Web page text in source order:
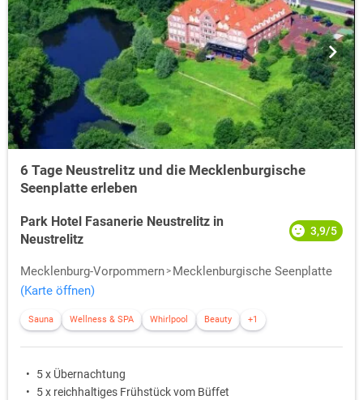
6 Tage Neustrelitz und die Mecklenburgische
Seenplatte erleben
Park Hotel Fasanerie Neustrelitz in
Neustrelitz
3,9/5
Mecklenburg-Vorpommern
Mecklenburgische Seenplatte
(Karte öffnen)
Sauna Wellness & SPA Whirlpool Beauty +1
5 x Übernachtung
5 x reichhaltiges Frühstück vom Büffet